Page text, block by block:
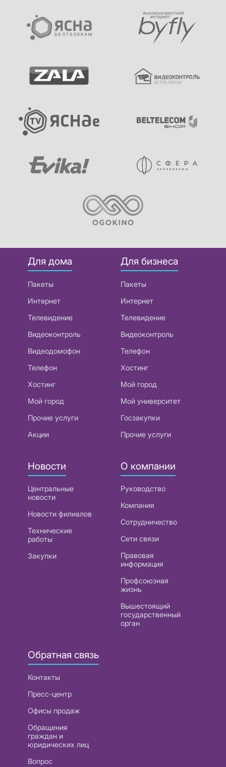
Для дома
Пакеты
Интернет
Телевидение
Видеоконтроль
Видеодомофон
Телефон
Хостинг
Мой город
Прочие услуги
Акции
Для бизнеса
Пакеты
Интернет
Телевидение
Видеоконтроль
Телефон
Хостинг
Мой город
Мой университет
Госзакупки
Прочие услуги
Новости
Центральные
новости
Новости филиалов
Технические
работы
Закупки
О компании
Руководство
Компания
Сотрудничество
Сети связи
Правовая
информация
Профсоюзная
жизнь
Вышестоящий
государственный
орган
Обратная связь
Контакты
Пресс-центр
Офисы продаж
Обращения
граждан и
юридических лиц
Вопрос